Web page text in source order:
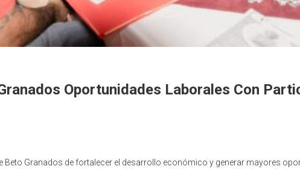
Oportunidades Laborales Con
Granados de fortalecer el desarrollo económico y generar mayores